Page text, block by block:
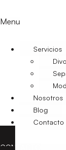
Menu
Servicios
Nosotros
Blog
Contacto
CONTACTO